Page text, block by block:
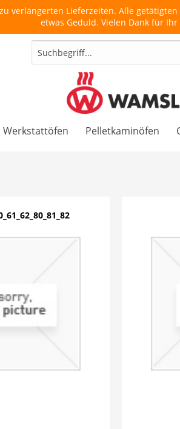
verlängerten Lieferzeiten. Alle
etwas Geduld. Vielen Dank für
Werkstattöfen Pelletkaminöfen